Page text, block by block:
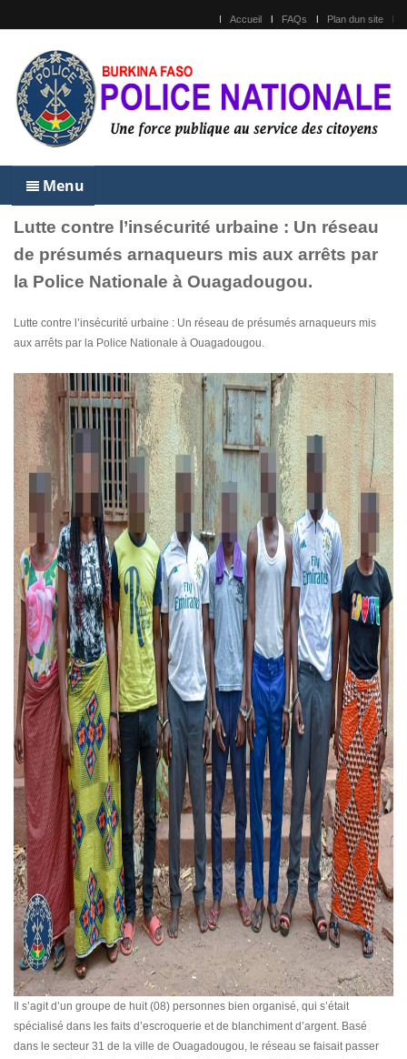
Accueil FAQs Plan dun site
Menu
Lutte contre l’insécurité urbaine : Un réseau
de présumés arnaqueurs mis aux arrêts par
la Police Nationale à Ouagadougou.
Lutte contre l’insécurité urbaine : Un réseau de présumés arnaqueurs mis
aux arrêts par la Police Nationale à Ouagadougou.
Il s’agit d’un groupe de huit (08) personnes bien organisé, qui s’était
spécialisé dans les faits d’escroquerie et de blanchiment d’argent. Basé
dans le secteur 31 de la ville de Ouagadougou, le réseau se faisait passer